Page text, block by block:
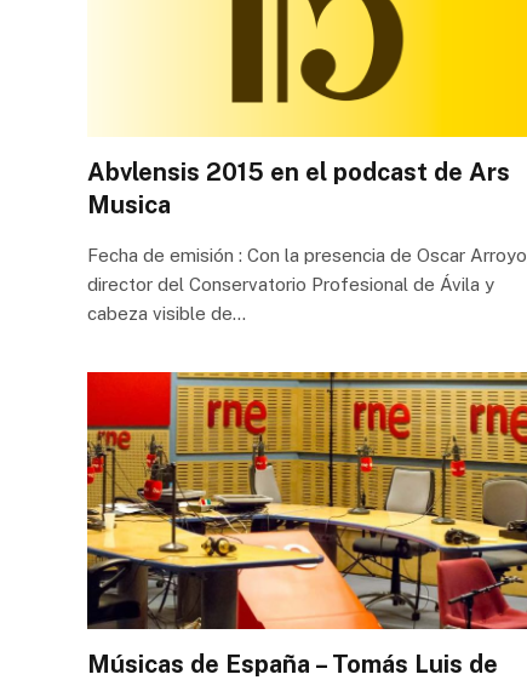
Abvlensis 2015 en el podcast de Ars
Musica
Fecha de emisión : Con la presencia de Oscar Arroyo,
director del Conservatorio Profesional de Ávila y
cabeza visible de…
Músicas de España – Tomás Luis de